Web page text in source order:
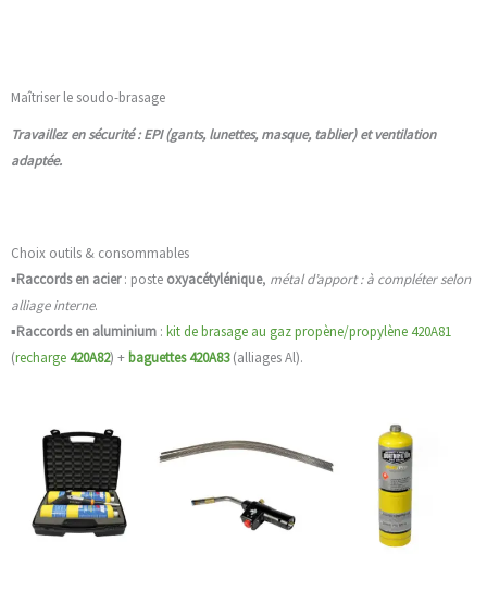
Maîtriser le soudo-brasage
Travaillez en sécurité : EPI (gants, lunettes, masque, tablier) et ventilation
adaptée.
Choix outils & consommables
▪️Raccords en acier: poste oxyacétylénique, métal d’apport : à compléter selon
alliage interne.
▪️Raccords en aluminium : kit de brasage au gaz propène/propylène 420A81
(recharge420A82) + baguettes 420A83(alliages Al).